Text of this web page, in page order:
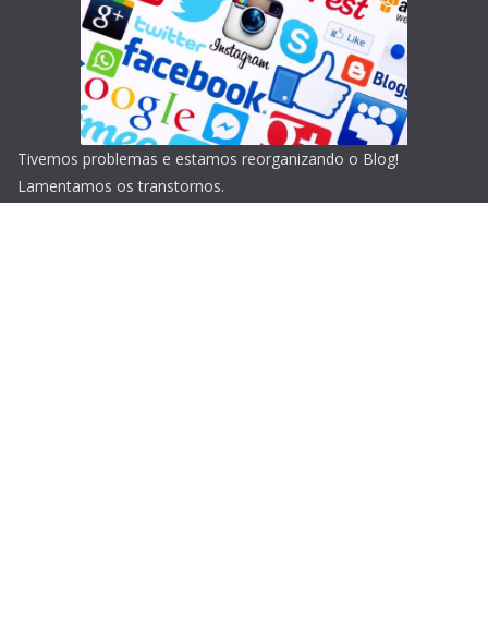
Tivemos problemas e estamos reorganizando o Blog!
Lamentamos os transtornos.